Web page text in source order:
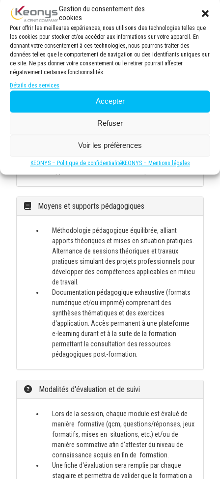
Gestion du consentement des
cookies
Pour offrir les meilleures expériences, nous utilisons des technologies telles que
les cookies pour stocker et/ou accéder aux informations sur votre appareil. En
donnant votre consentement à ces technologies, nous pourrons traiter des
données telles que le comportement de navigation ou des identifiants uniques sur
ce site. Ne pas donner votre consentement ou le retirer pourrait affecter
négativement certaines fonctionnalités.
Détails des services
Accepter
Refuser
Voir les préfèrences
KEONYS – Politique de confidentialitéKEONYS – Mentions légales
Tableau blanc pour des sessions participatives.
8 personnes maximum par session en présentiel et
6 personnes maximum par session en distanciel
afin de garantir une formation de qualité, permettant
une attention personnalisée du formateur et
favorisant les échanges entre participants. Cette
taille de groupe optimale facilite les exercices
individuel des progrès de chacun.
Environnement d'apprentissage confortable avec
pour maintenir la concentration tout au long de la
participant, incluant supports de cours, exercices
pratiques et ressources complémentaires pour
Moyens et supports pédagogiques
Méthodologie pédagogique équilibrée, alliant
apports théoriques et mises en situation pratiques.
Alternance de sessions théoriques et travaux
pratiques simulant des projets professionnels pour
développer des compétences applicables en milieu
de travail.
Documentation pédagogique exhaustive (formats
numérique et/ou imprimé) comprenant des
synthèses thématiques et des exercices
d'application. Accès permanent à une plateforme
e-learning durant et à la suite de la formation
permettant la consultation des ressources
pédagogiques post-formation.
Modalités d'évaluation et de suivi
Lors de la session, chaque module est évalué de
manière formative (qcm, questions/réponses, jeux
formatifs, mises en situations, etc.) et/ou de
manière sommative afin d'attester du niveau de
connaissance acquis en fin de formation.
Une fiche d'évaluation sera remplie par chaque
stagiaire et permettra de valider que la formation a